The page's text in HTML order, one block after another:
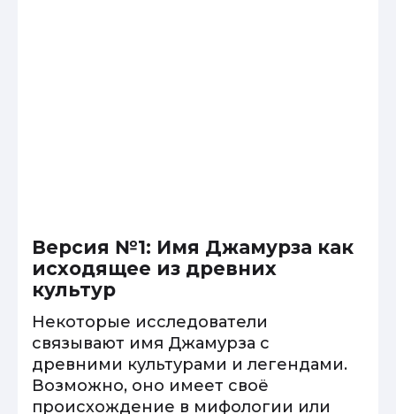
Версия №1: Имя Джамурза как
исходящее из древних
культур
Некоторые исследователи
связывают имя Джамурза с
древними культурами и легендами.
Возможно, оно имеет своё
происхождение в мифологии или